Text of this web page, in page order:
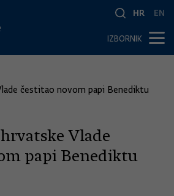
HR EN
IZBORNIK
čestitao novom papi Benediktu
Vlade
papi Benediktu